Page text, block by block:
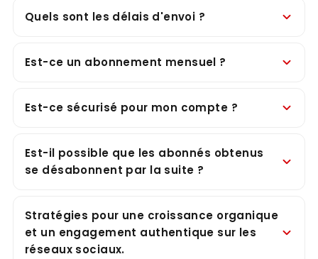
Quels sont les délais d'envoi ?
Est-ce un abonnement mensuel ?
Est-ce sécurisé pour mon compte ?
Est-il possible que les abonnés obtenus
se désabonnent par la suite ?
Stratégies pour une croissance organique
et un engagement authentique sur les
réseaux sociaux.